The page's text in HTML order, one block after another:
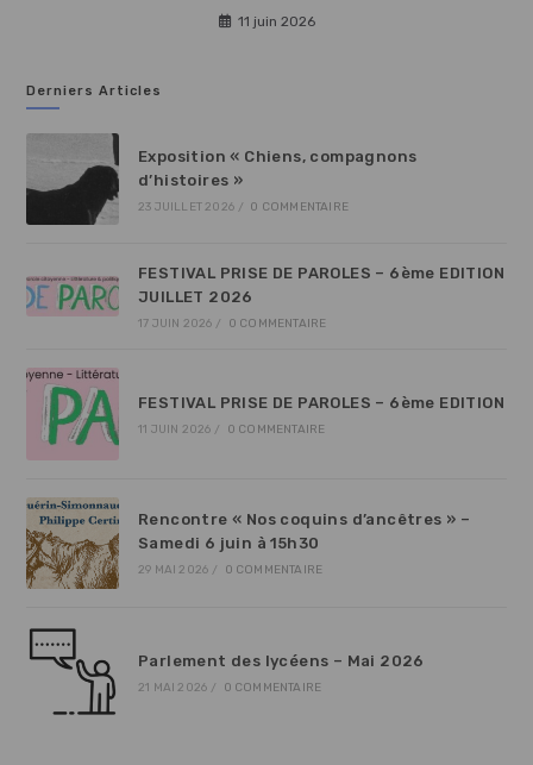
11 juin 2026
Derniers Articles
Exposition « Chiens, compagnons
d’histoires »
23 JUILLET 2026 / 0 COMMENTAIRE
FESTIVAL PRISE DE PAROLES – 6ème EDITION
JUILLET 2026
17 JUIN 2026 / 0 COMMENTAIRE
FESTIVAL PRISE DE PAROLES – 6ème EDITION
11 JUIN 2026 / 0 COMMENTAIRE
Rencontre « Nos coquins d’ancêtres » –
Samedi 6 juin à 15h30
29 MAI 2026 / 0 COMMENTAIRE
Parlement des lycéens – Mai 2026
21 MAI 2026 / 0 COMMENTAIRE